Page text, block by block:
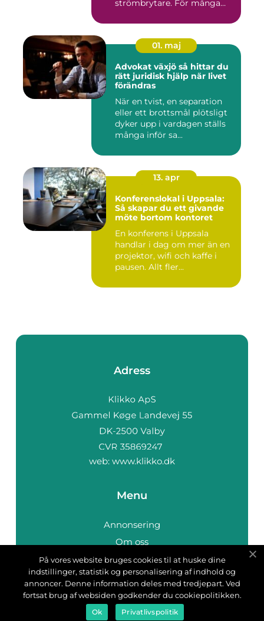
strömbrytare. För många
01. maj
Advokat växjö så hittar du
rätt juridisk hjälp när livet
förändras
När en tvist, en separation
eller ett brottsmål plötsligt
dyker upp i vardagen ställs
många inför sa...
13. apr
Konferenslokal i Uppsala:
Så skapar du ett givande
möte bortom kontoret
En konferens i Uppsala
handlar i dag om mer än en
projektor, wifi och kaffe i
pausen. Allt fler...
Adress
web: www.klikko.dk
Menu
Annonsering
Om oss
Cookies
Kontakta oss
Sitemap
På vores website bruges cookies til at huske dine
indstillinger, statistik og personalisering af indhold og
annoncer. Denne information deles med tredjepart. Ved
fortsat brug af websiden godkender du cookiepolitikken.
Ok Privatlivspolitik